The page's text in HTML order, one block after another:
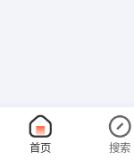
首页 搜索